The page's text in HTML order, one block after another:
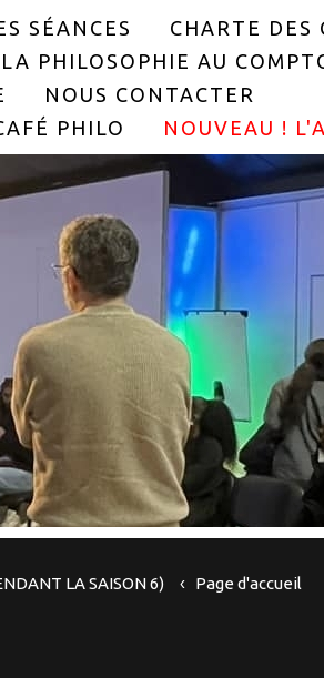
SÉANCES
CHARTE DES
PHILOSOPHIE AU
NOUS CONTACTER
PHILO
NOUVEAU !
LA SAISON 6) Page d'accueil